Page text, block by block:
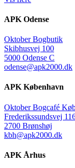
APK Odense
Oktober Bogbutik
Skibhusvej 100
5000 Odense C
odense@apk2000.dk
APK København
Oktober Bogcafé
Frederikssundsvej
2700 Brønshøj
kbh@apk2000.dk
APK Århus